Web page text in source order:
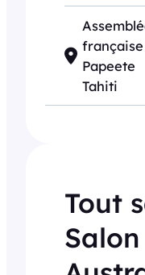
Tout
française
Papeete
Tahiti